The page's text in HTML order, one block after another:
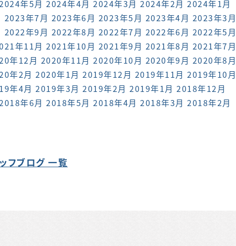
年5月 2024年4月 2024年3月 2024年2月 2024年1月
2023年7月 2023年6月 2023年5月 2023年4月 2023年3月
2022年9月 2022年8月 2022年7月 2022年6月 2022年5月
年11月 2021年10月 2021年9月 2021年8月 2021年7月
年12月 2020年11月 2020年10月 2020年9月 2020年8月
年2月 2020年1月 2019年12月 2019年11月 2019年10月
年4月 2019年3月 2019年2月 2019年1月 2018年12月
年6月 2018年5月 2018年4月 2018年3月 2018年2月
フブログ 一覧